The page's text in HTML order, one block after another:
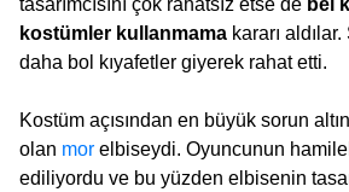
kostümler kullanmama kararı
daha bol kıyafetler giyerek rahat etti.
Kostüm açısından en büyük sorun
olan mor elbiseydi. Oyuncunun
ediliyordu ve bu yüzden elbisenin